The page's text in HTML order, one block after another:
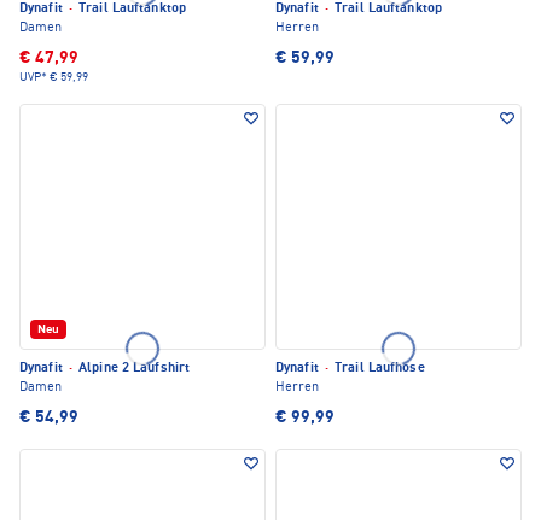
Dynafit ·
Trail Lauftanktop
Damen
€ 47,99
UVP* € 59,99
Dynafit ·
Trail Lauftanktop
Herren
€ 59,99
Neu
Dynafit · Alpine 2 Laufshirt
Damen
€ 54,99
Dynafit ·
Trail Laufhose
Herren
€ 99,99